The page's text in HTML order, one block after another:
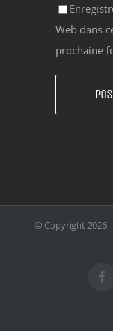
Web dans
prochaine
© Copyright